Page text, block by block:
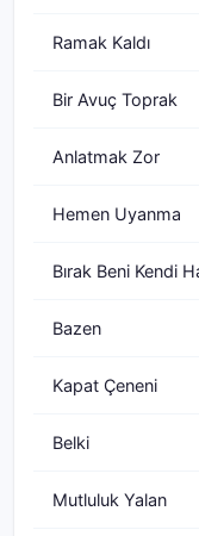
Ramak Kaldı
Bir Avuç Toprak
Anlatmak Zor
Hemen Uyanma
Bırak Beni Kendi
Bazen
Kapat Çeneni
Belki
Mutluluk Yalan